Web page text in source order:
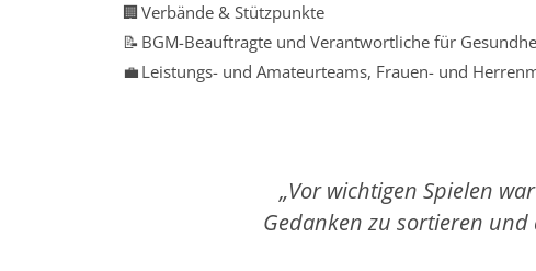
🏢 Verbände & Stützpunkte
📝 BGM-Beauftragte und Verantwortliche für
💼 Leistungs- und Amateurteams, Frauen- und
„Vor wichtigen Spielen
Gedanken zu sortieren